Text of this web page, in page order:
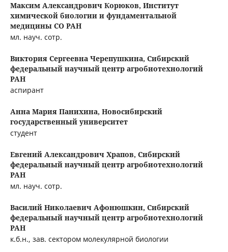
Максим Александрович Корюков, Институт
химической биологии и фундаментальной
медицины СО РАН
мл. науч. сотр.
Виктория Сергеевна Черепушкина, Сибирский
федеральный научный центр агробиотехнологий
РАН
аспирант
Анна Мария Панихина, Новосибирский
государственный университет
студент
Евгений Александрович Храпов, Сибирский
федеральный научный центр агробиотехнологий
РАН
мл. науч. сотр.
Василий Николаевич Афонюшкин, Сибирский
федеральный научный центр агробиотехнологий
РАН
к.б.н., зав. сектором молекулярной биологии